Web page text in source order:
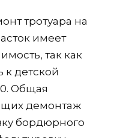
тротуара на
имеет
так как
к детской
Общая
демонтаж
бордюрного